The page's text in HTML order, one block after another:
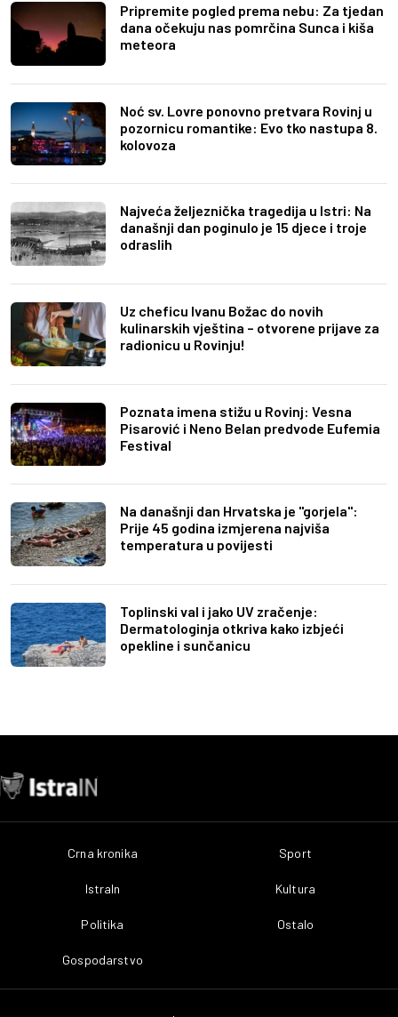
Pripremite pogled prema nebu: Za tjedan
dana očekuju nas pomrčina Sunca i kiša
meteora
Noć sv. Lovre ponovno pretvara Rovinj u
pozornicu romantike: Evo tko nastupa 8.
kolovoza
Najveća željeznička tragedija u Istri: Na
današnji dan poginulo je 15 djece i troje
odraslih
Uz cheficu Ivanu Božac do novih
kulinarskih vještina – otvorene prijave za
radionicu u Rovinju!
Poznata imena stižu u Rovinj: Vesna
Pisarović i Neno Belan predvode Eufemia
Festival
Na današnji dan Hrvatska je "gorjela":
Prije 45 godina izmjerena najviša
temperatura u povijesti
Toplinski val i jako UV zračenje:
Dermatologinja otkriva kako izbjeći
opekline i sunčanicu
Crna kronika
IstraIn
Politika
Gospodarstvo
Sport
Kultura
Ostalo